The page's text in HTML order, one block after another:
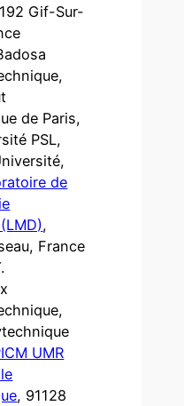
Gif-Sur-
de Paris,
PSL,
de
,
France
UMR
, 91128